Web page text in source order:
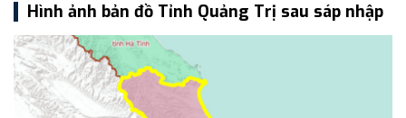
Hình ảnh bản đồ Tỉnh Quảng Trị sau sáp nhập